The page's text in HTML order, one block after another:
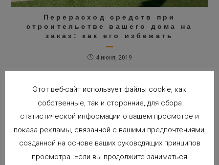
Перерасход средств при
строительстве вашего дома на
заказ: как его избежать
4 июня, 2019
Этот веб-сайт использует файлы cookie, как
собственные, так и сторонние, для сбора
статистической информации о вашем просмотре и
показа рекламы, связанной с вашими предпочтениями,
созданной на основе ваших руководящих принципов
просмотра. Если вы продолжите заниматься